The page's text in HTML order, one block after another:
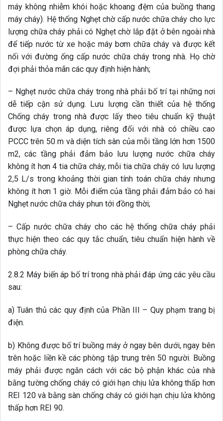
Chống cháy trong nhà được lấy theo tiêu chuẩn kỹ thuật
được lựa chọn áp dụng, riêng đối với nhà có chiều cao
PCCC trên 50 m và diện tích sàn của mỗi tầng lớn hơn 1500
m2, các tầng phải đảm bảo lưu lượng nước chữa cháy
không ít hơn 4 tia chữa cháy, mỗi tia chữa cháy có lưu lượng
2,5 L/s trong khoảng thời gian tính toán chữa cháy nhưng
Nghẹt nước chữa cháy phun tới đồng thời;
– Cấp nước chữa cháy cho các hệ thống chữa cháy phải
thực hiện theo các quy tắc chuẩn, tiêu chuẩn hiện hành về
phòng chữa cháy.
2.8.2 Máy biến áp bố trí trong nhà phải đáp ứng các yêu cầu
sau:
a) Tuân thủ các quy định của Phần III – Quy phạm trang bị
điện.
b) Không được bố trí buồng máy ở ngay bên dưới, ngay bên
trên hoặc liền kề các phòng tập trung trên 50 người. Buồng
máy phải được ngăn cách với các bộ phận khác của nhà
bằng tường chống cháy có giới hạn chịu lửa không thấp hơn
REI 120 và bằng sàn chống cháy có giới hạn chịu lửa không
c) Buồng máy biến áp phải là hệ thống báo cháy và tự động
2.8.3 Phòng kỹ thuật điện phải được bố trí ở vị trí khô ráo, có
khóa, có cửa sổ mở ra phía ngoài, đảm bảo dễ kiểm tra,
đóng cắt điện. Ống khí đốt; ống dẫn chất cháy; ống kỹ thuật
nước; các nắp đậy, van, mặt bích, cửa thăm, vòi, của các
đường ống, hộp kỹ thuật không được phép bố trí đi qua